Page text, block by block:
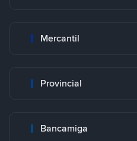
Mercantil
Provincial
Bancamiga